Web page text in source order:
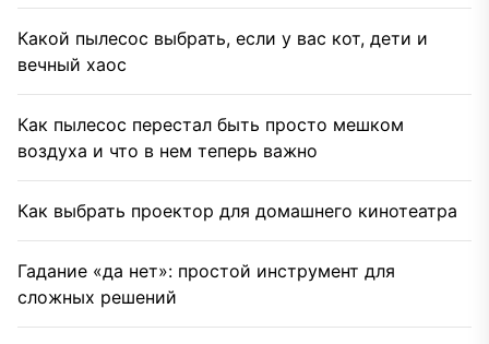
Какой пылесос выбрать, если у вас кот, дети и
вечный хаос
Как пылесос перестал быть просто мешком
воздуха и что в нем теперь важно
Как выбрать проектор для домашнего кинотеатра
Гадание «да нет»: простой инструмент для
сложных решений